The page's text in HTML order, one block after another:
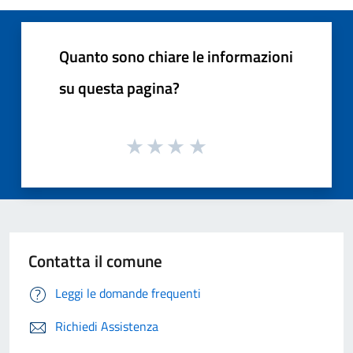
Quanto sono chiare le informazioni
su questa pagina?
Contatta il comune
Leggi le domande frequenti
Richiedi Assistenza